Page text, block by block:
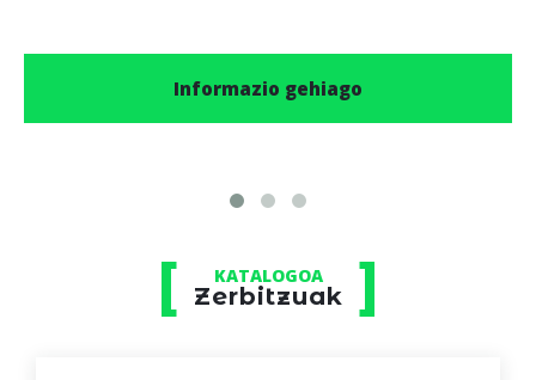
Informazio gehiago
KATALOGOA
Zerbitzuak